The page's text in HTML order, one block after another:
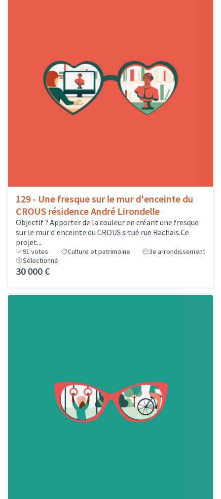
129 - Une fresque sur le mur d'enceinte du
CROUS résidence André Lirondelle
Objectif ? Apporter de la couleur en créant une fresque
sur le mur d'enceinte du CROUS situé rue Rachais.Ce
projet...
91 votes Culture et patrimoine
3e arrondissement
Sélectionné
30 000 €